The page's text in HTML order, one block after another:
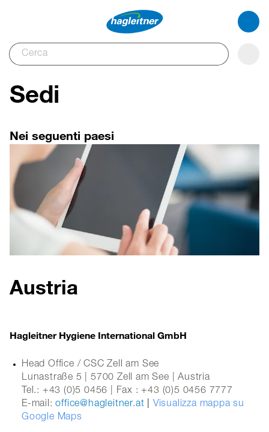
Sedi
Nei seguenti paesi
Austria
Hagleitner Hygiene International GmbH
Head Office / CSC Zell am See
Lunastraße 5 | 5700 Zell am See | Austria
Tel.: +43 (0)5 0456 | Fax : +43 (0)5 0456 7777
E-mail: office@hagleitner.at
Visualizza mappa su
Google Maps